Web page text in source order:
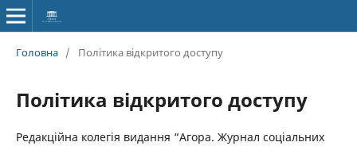
Головна / Політика відкритого доступу
Політика відкритого доступу
Редакційна колегія видання “Агора. Журнал соціальних